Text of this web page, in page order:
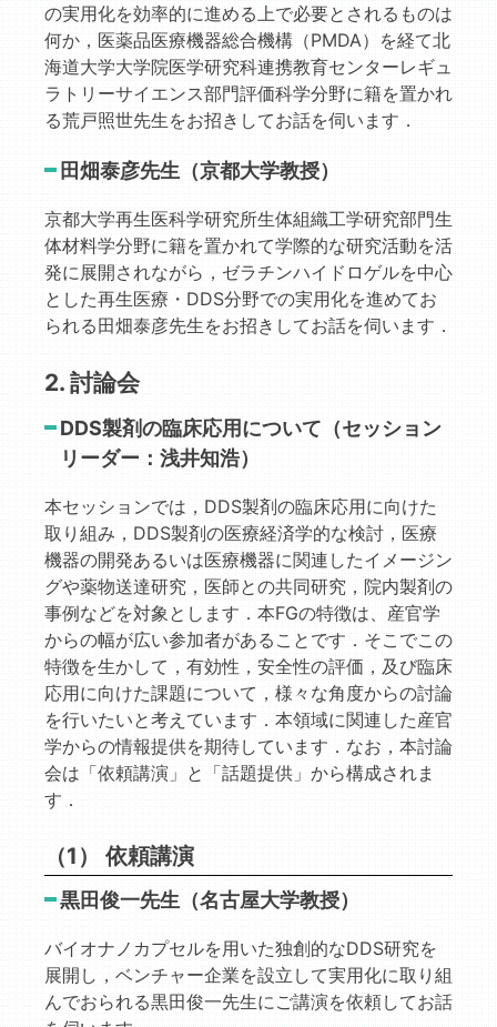
の実用化を効率的に進める上で必要とされるものは
何か，医薬品医療機器総合機構（PMDA）を経て北
海道大学大学院医学研究科連携教育センターレギュ
ラトリーサイエンス部門評価科学分野に籍を置かれ
る荒戸照世先生をお招きしてお話を伺います．
田畑泰彦先生（京都大学教授）
京都大学再生医科学研究所生体組織工学研究部門生
体材料学分野に籍を置かれて学際的な研究活動を活
発に展開されながら，ゼラチンハイドロゲルを中心
とした再生医療・DDS分野での実用化を進めてお
られる田畑泰彦先生をお招きしてお話を伺います．
2. 討論会
DDS製剤の臨床応用について（セッション
リーダー：浅井知浩）
本セッションでは，DDS製剤の臨床応用に向けた
取り組み，DDS製剤の医療経済学的な検討，医療
機器の開発あるいは医療機器に関連したイメージン
グや薬物送達研究，医師との共同研究，院内製剤の
事例などを対象とします．本FGの特徴は、産官学
からの幅が広い参加者があることです．そこでこの
特徴を生かして，有効性，安全性の評価，及び臨床
応用に向けた課題について，様々な角度からの討論
を行いたいと考えています．本領域に関連した産官
学からの情報提供を期待しています．なお，本討論
会は「依頼講演」と「話題提供」から構成されま
す．
（1） 依頼講演
黒田俊一先生（名古屋大学教授）
バイオナノカプセルを用いた独創的なDDS研究を
展開し，ベンチャー企業を設立して実用化に取り組
んでおられる黒田俊一先生にご講演を依頼してお話